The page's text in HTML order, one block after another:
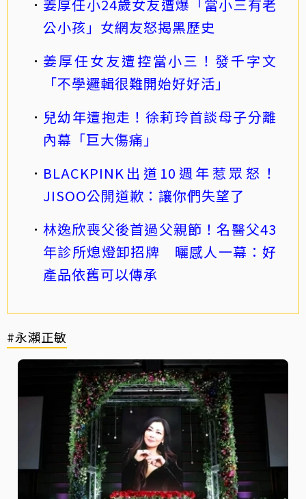
姜厚任小24歲女友遭爆「當小三有老
公小孩」女網友怒揭黑歷史
姜厚任女友遭控當小三！發千字文
「不學邏輯很難開始好好活」
兒幼年遭抱走！徐莉玲首談母子分離
內幕「巨大傷痛」
BLACKPINK出道10週年惹眾怒！
JISOO公開道歉：讓你們失望了
林逸欣喪父後首過父親節！名醫父43
年診所熄燈卸招牌 曬感人一幕：好
產品依舊可以傳承
#永瀨正敏